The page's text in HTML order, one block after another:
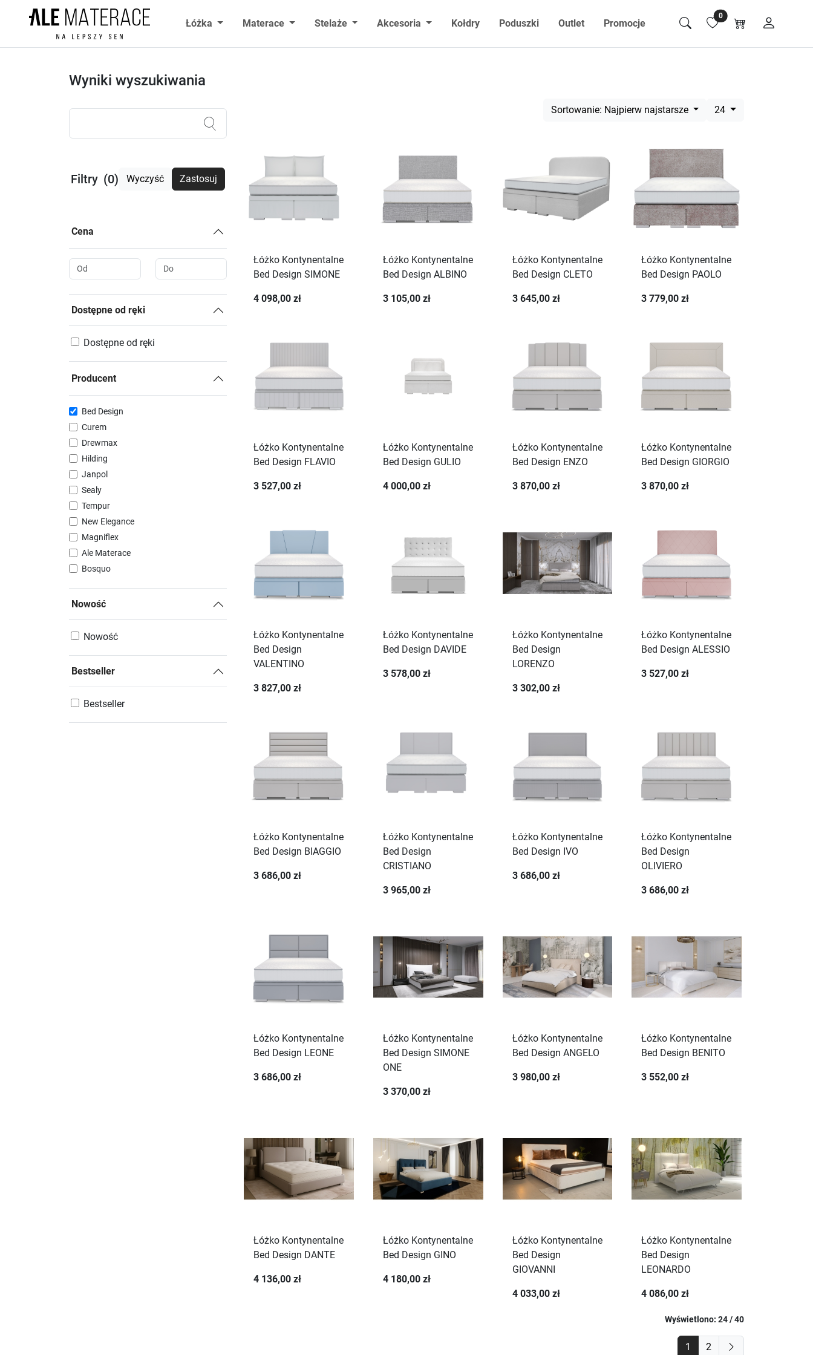
Przejdź do zawartości
Łóżka
Materace Stelaże Akcesoria Kołdry Poduszki Outlet Promocje
0
Wyniki wyszukiwania
Filtry (0) Wyczyść Zastosuj
Cena
Dostępne od ręki
Dostępne od ręki
Producent
Bed Design
Curem
Drewmax
Hilding
Janpol
Sealy
Tempur
New Elegance
Magniflex
Ale Materace
Bosquo
Nowość
Nowość
Bestseller
Bestseller
Sortowanie: Najpierw najstarsze 24
Łóżko Kontynentalne
Bed Design SIMONE
4 098,00 zł
Łóżko Kontynentalne
Bed Design ALBINO
3 105,00 zł
Łóżko Kontynentalne
Bed Design CLETO
3 645,00 zł
Łóżko Kontynentalne
Bed Design PAOLO
3 779,00 zł
Łóżko Kontynentalne
Bed Design FLAVIO
3 527,00 zł
Łóżko Kontynentalne
Bed Design GULIO
4 000,00 zł
Łóżko Kontynentalne
Bed Design ENZO
3 870,00 zł
Łóżko Kontynentalne
Bed Design GIORGIO
3 870,00 zł
Łóżko Kontynentalne
Bed Design
VALENTINO
3 827,00 zł
Łóżko Kontynentalne
Bed Design DAVIDE
3 578,00 zł
Łóżko Kontynentalne
Bed Design
LORENZO
3 302,00 zł
Łóżko Kontynentalne
Bed Design ALESSIO
3 527,00 zł
Łóżko Kontynentalne
Bed Design BIAGGIO
3 686,00 zł
Łóżko Kontynentalne
Bed Design
CRISTIANO
3 965,00 zł
Łóżko Kontynentalne
Bed Design IVO
3 686,00 zł
Łóżko Kontynentalne
Bed Design
OLIVIERO
3 686,00 zł
Łóżko Kontynentalne
Bed Design LEONE
3 686,00 zł
Łóżko Kontynentalne
Bed Design SIMONE
ONE
3 370,00 zł
Łóżko Kontynentalne
Bed Design ANGELO
3 980,00 zł
Łóżko Kontynentalne
Bed Design BENITO
3 552,00 zł
Łóżko Kontynentalne
Bed Design DANTE
4 136,00 zł
Łóżko Kontynentalne
Bed Design GINO
4 180,00 zł
Łóżko Kontynentalne
Bed Design
GIOVANNI
4 033,00 zł
Łóżko Kontynentalne
Bed Design
LEONARDO
4 086,00 zł
Wyświetlono: 24 / 40
1 2